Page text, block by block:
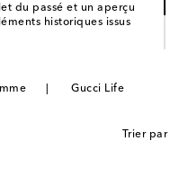
du passé et un aperçu
historiques issus
la prochaine étape de
Gucci Life
Trier par